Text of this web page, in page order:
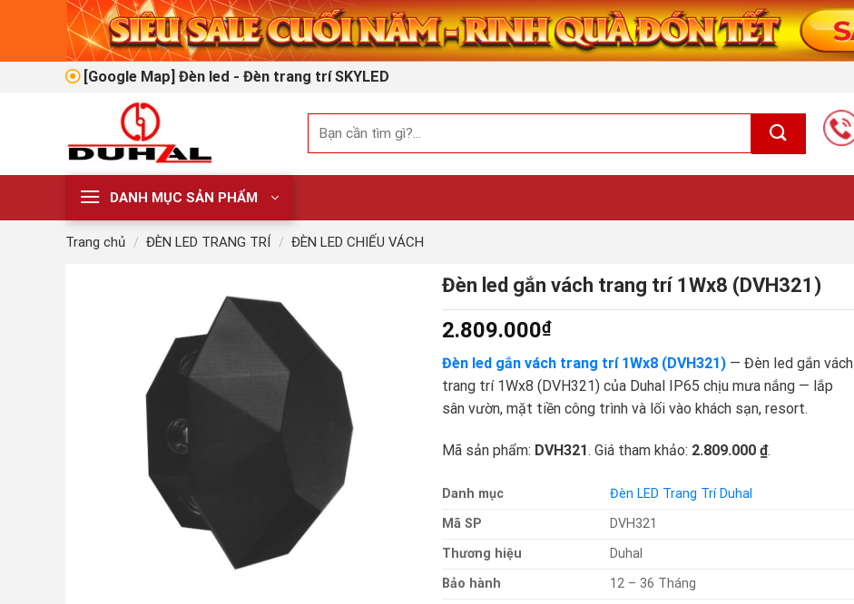
[Google Map] Đèn led - Đèn trang trí SKYLED
kiếm:
DANH MỤC SẢN PHẨM
Trang chủ / ĐÈN LED TRANG TRÍ / ĐÈN LED CHIẾU VÁCH
Đèn led gắn vách trang trí 1Wx8 (DVH321)
2.809.000₫
Đèn led gắn vách trang trí 1Wx8 (DVH321) — Đèn led gắn vách
trang trí 1Wx8 (DVH321) của Duhal IP65 chịu mưa nắng — lắp
sân vườn, mặt tiền công trình và lối vào khách sạn, resort.
Mã sản phẩm: DVH321. Giá tham khảo: 2.809.000 ₫.
Danh mục
Đèn LED Trang Trí Duhal
Mã SP
DVH321
Thương hiệu
Duhal
Bảo hành
12 – 36 Tháng